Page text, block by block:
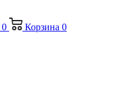
0 Корзина 0